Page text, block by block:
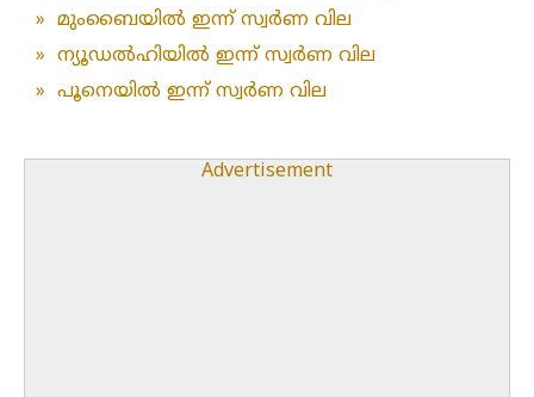
» മുംബൈയിൽ ഇന്ന് സ്വർണ വില
» ന്യൂഡൽഹിയിൽ ഇന്ന് സ്വർണ വില
» പൂനെയിൽ ഇന്ന് സ്വർണ വില
Advertisement